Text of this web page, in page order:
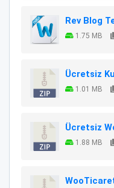
Rev Blog
1.75 MB
Ücretsiz
1.01 MB
Ücretsiz
1.88 MB